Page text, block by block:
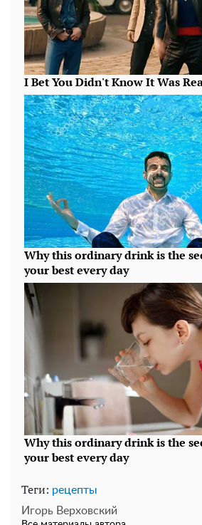
Теги: рецепты
Игорь Верховский